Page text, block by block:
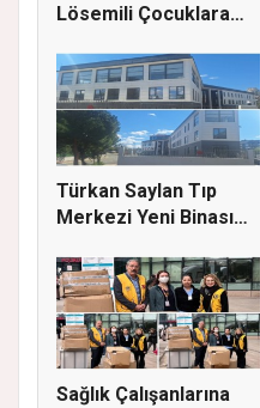
Lösemili Çocuklara
Türkan Saylan Tıp
Merkezi Yeni Binası
Sağlık Çalışanlarına